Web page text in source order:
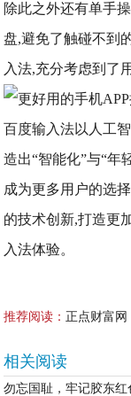
除此之外还有单手
盘,避免了触碰不到
入法,充分考虑到了
百度输入法以人工
造出“智能化”与“年
成为更多用户的选
的技术创新,打造更
入法体验。
推荐阅读： 正点财富网
相关阅读
勿忘国耻，牢记胶东